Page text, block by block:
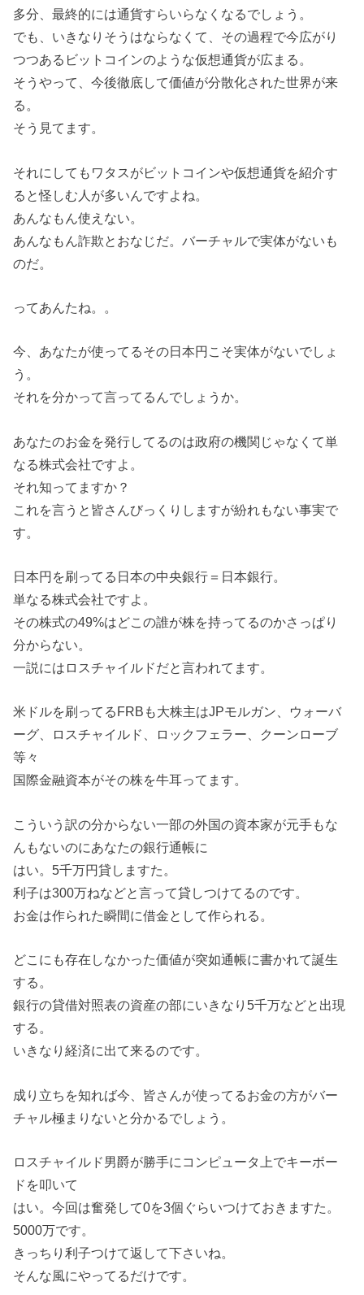
多分、最終的には通貨すらいらなくなるでしょう。
でも、いきなりそうはならなくて、その過程で今広がり
つつあるビットコインのような仮想通貨が広まる。
そうやって、今後徹底して価値が分散化された世界が来
る。
そう見てます。
それにしてもワタスがビットコインや仮想通貨を紹介す
ると怪しむ人が多いんですよね。
あんなもん使えない。
あんなもん詐欺とおなじだ。バーチャルで実体がないも
のだ。
ってあんたね。。
今、あなたが使ってるその日本円こそ実体がないでしょ
う。
それを分かって言ってるんでしょうか。
あなたのお金を発行してるのは政府の機関じゃなくて単
なる株式会社ですよ。
それ知ってますか？
これを言うと皆さんびっくりしますが紛れもない事実で
す。
日本円を刷ってる日本の中央銀行＝日本銀行。
単なる株式会社ですよ。
その株式の49%はどこの誰が株を持ってるのかさっぱり
分からない。
一説にはロスチャイルドだと言われてます。
米ドルを刷ってるFRBも大株主はJPモルガン、ウォーバ
ーグ、ロスチャイルド、ロックフェラー、クーンローブ
等々
国際金融資本がその株を牛耳ってます。
こういう訳の分からない一部の外国の資本家が元手もな
んもないのにあなたの銀行通帳に
はい。5千万円貸しますた。
利子は300万ねなどと言って貸しつけてるのです。
お金は作られた瞬間に借金として作られる。
どこにも存在しなかった価値が突如通帳に書かれて誕生
する。
銀行の貸借対照表の資産の部にいきなり5千万などと出現
する。
いきなり経済に出て来るのです。
成り立ちを知れば今、皆さんが使ってるお金の方がバー
チャル極まりないと分かるでしょう。
ロスチャイルド男爵が勝手にコンピュータ上でキーボー
ドを叩いて
はい。今回は奮発して0を3個ぐらいつけておきますた。
5000万です。
きっちり利子つけて返して下さいね。
そんな風にやってるだけです。